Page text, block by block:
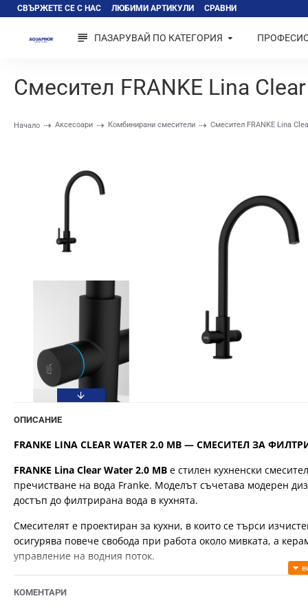
СВЪРЖЕТЕ СЕ С НАС ЛЮБИМИ АРТИКУЛИ СРАВНИ
ПАЗАРУВАЙ ПО КАТЕГОРИЯ
Начало Аксесоари Комбинирани смесители Смесител FRANKE Lina
Смесител FRANKE Lina
ОПИСАНИЕ
FRANKE LINA CLEAR WATER 2.0 MB — СМЕСИТЕЛ ЗА
FRANKE Lina Clear Water 2.0 MB е стилен кухненски
пречистване на вода Franke. Моделът съчетава модерен
достъп до филтрирана вода в кухнята.
Смесителят е проектиран за кухни, в които се търси
осигурява повече свобода при работа около мивката, а
управление на водния поток.
КОМЕНТАРИ